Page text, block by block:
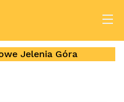
Jelenia Góra